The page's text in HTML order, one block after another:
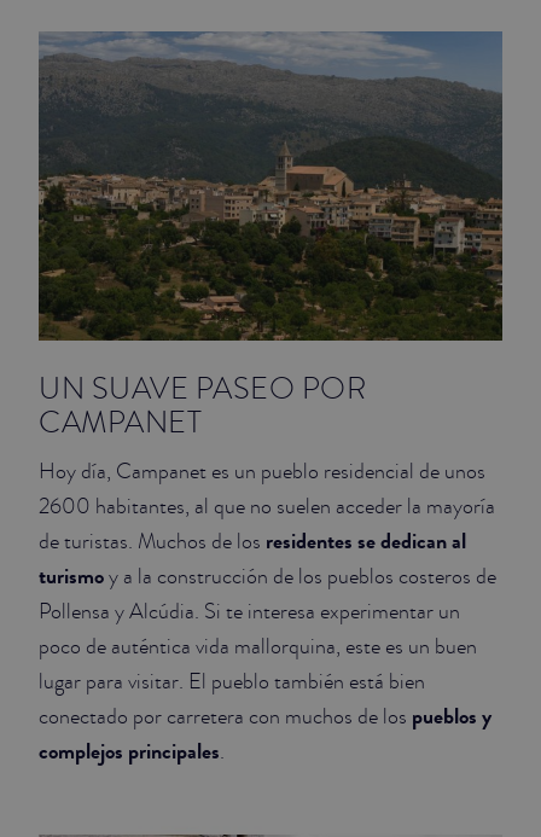
UN SUAVE PASEO POR
CAMPANET
Hoy día, Campanet es un pueblo residencial de unos
2600 habitantes, al que no suelen acceder la mayoría
de turistas. Muchos de los residentes se dedican al
turismoy a la construcción de los pueblos costeros de
Pollensa y Alcúdia. Si te interesa experimentar un
poco de auténtica vida mallorquina, este es un buen
lugar para visitar. El pueblo también está bien
conectado por carretera con muchos de los pueblos y
complejos principales.